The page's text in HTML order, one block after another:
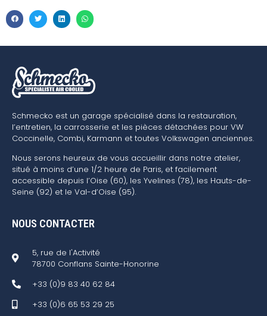
Schmecko est un garage spécialisé dans la restauration,
l’entretien, la carrosserie et les pièces détachées pour VW
Coccinelle, Combi, Karmann et toutes Volkswagen anciennes.
Nous serons heureux de vous accueillir dans notre atelier,
situé à moins d’une 1/2 heure de Paris, et facilement
accessible depuis l’Oise (60), les Yvelines (78), les Hauts-de-
Seine (92) et le Val-d’Oise (95).
NOUS CONTACTER
5, rue de l'Activité
78700 Conflans Sainte-Honorine
+33 (0)9 83 40 62 84
+33 (0)6 65 53 29 25